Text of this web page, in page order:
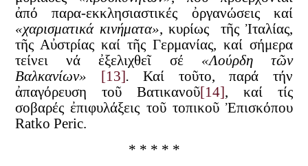
ἀπό παρα-εκκλησιαστικές ὀργανώσεις καί
«χαρισματικά κινήματα», κυρίως τῆς Ἰταλίας,
τῆς Αὐστρίας καί τῆς Γερμανίας, καί σήμερα
τείνει νά ἐξελιχθεῖ σέ «Λούρδη τῶν
Βαλκανίων» [13]. Καί τοῦτο, παρά τήν
ἀπαγόρευση τοῦ Βατικανοῦ[14], καί τίς
σοβαρές ἐπιφυλάξεις τοῦ τοπικοῦ Ἐπισκόπου
Ratko Peric.
* * * * *